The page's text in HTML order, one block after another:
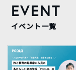
EVENT
イベント一覧